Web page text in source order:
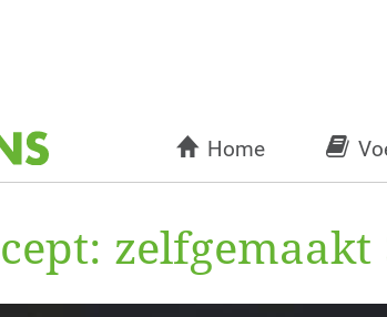
Home
zelfgemaakt